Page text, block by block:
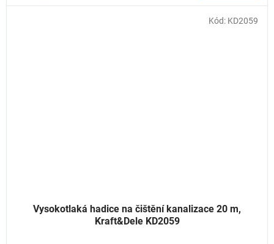
Vysokotlaká hadice na čištění kanalizace 20 m,
Kraft&Dele KD2059
Kód: KD2059